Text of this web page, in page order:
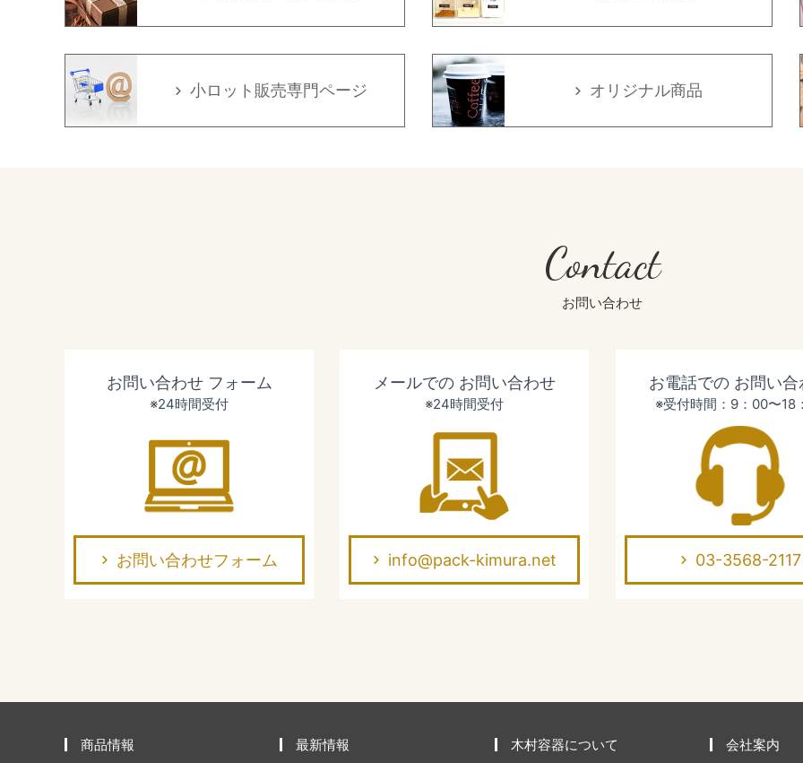
小ロット販売専門ページ オリジナル商品
Contact
お問い合わせ
お問い合わせ フォーム
※24時間受付
お問い合わせフォーム
メールでの お問い合わせ
※24時間受付
info@pack-kimura.net
お電話での お問い合
※受付時間：9：00〜18
03-3568-2117
商品情報 最新情報 木村容器について 会社案内